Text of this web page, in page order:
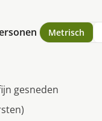
Metrisch
gesneden